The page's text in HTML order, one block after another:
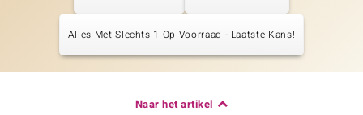
Alles Met Slechts 1 Op Voorraad - Laatste Kans!
Naar het artikel